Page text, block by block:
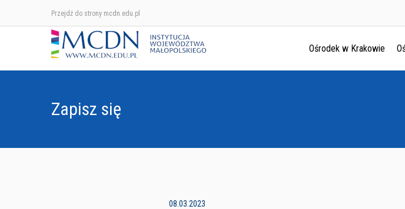
Przejdź do strony mcdn.edu.pl
Ośrodek w Krakowie
Zapisz się
08.03.2023
Ośrodek w